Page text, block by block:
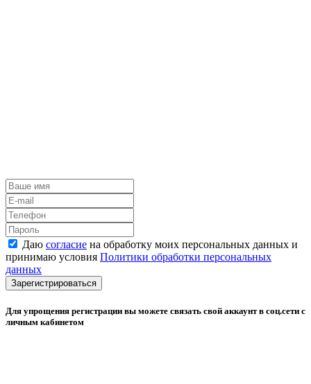
Даю согласие на обработку моих персональных данных и
принимаю условия Политики обработки персональных
данных
Зарегистрироваться
Для упрощения регистрации вы можете связать свой аккаунт в соц.сети с
личным кабинетом